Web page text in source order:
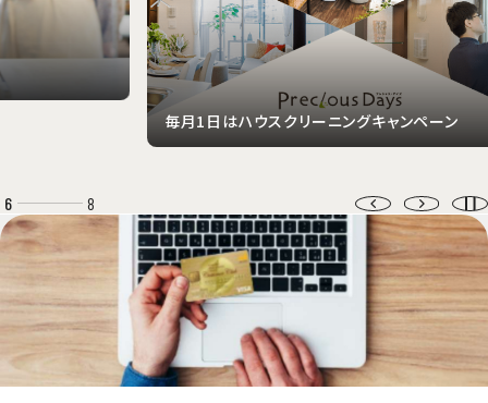
毎月1日はハウスクリーニングキャンペーン
6 8